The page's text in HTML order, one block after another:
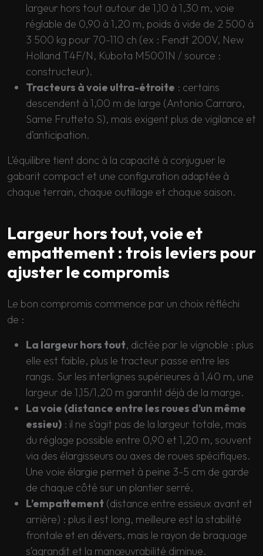
largeur hors tout autour de 1,10 à 1,30 m, voie
réglable de 0,90 à 1,20 m, poids à vide de 2 500 à
3 500 kg pour 70-110 ch (ex : Fendt 200V, New
Holland T4F/N, Kubota M5001N / source :
constructeur).
Tracteurs à voie ultra-étroite : certains
descendent à 1,00 m de large (Antonio Carraro,
Same Frutteto S), mais exigent plus de vigilance et
d’anticipation.
L’équilibre tient donc à la capacité à conjuguer le
gabarit compact et une configuration adaptée à
chaque terrain, chaque outillage et chaque saison.
Largeur hors tout, voie et
empattement : trois leviers pour
ajuster le compromis
Le bon compromis commence par un choix réfléchi
de :
La largeur hors tout, dictée par le vignoble : plus
elle est faible, plus le tracteur passe entre les
rangs. Sur les interlignes supérieures à 1,40 m, une
largeur de 1,15/1,20 m garantit déjà de la marge.
La voie (distance entre les roues d’un même
essieu) : il ne s’agit pas de la largeur totale, mais
du réglage possible entre 0,90 et 1,20 m, souvent
via des élargisseurs ou axes de roues spécifiques.
Une voie élargie permet à peine 3-5 cm de garde
de chaque côté sur un plantier serré.
L’empattement (distance entre essieux avant et
arrière) : plus il est long, meilleure est la stabilité
frontale et en dévers, mais le rayon de braquage
s’agrandit et la manœuvrabilité diminue.